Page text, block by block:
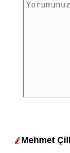
Mehmet